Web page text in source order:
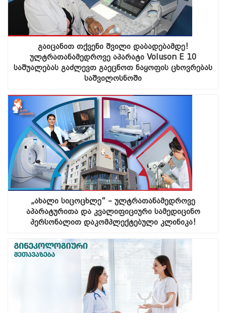
გაიცანით თქვენი შვილი დაბადებამდე!
ულტრათანამედროვე აპარატი Voluson E 10
საშუალებას გაძლევთ გაეცნოთ ნაყოფის ცხოვრებას
საშვილოსნოში
„ახალი სიცოცხლე“ – ულტრათანამედროვე
აპარატურითა და კვალიფიციური სამედიცინო
პერსონალით დაკომპლექტებული კლინიკა!